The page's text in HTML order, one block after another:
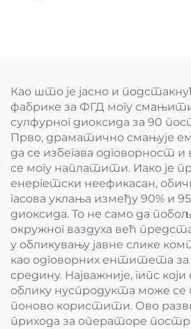
Као што је јасно и
фабрике за ФГД могу
сулфурног диоксида за 90
Прво, драматично смањује
да се избегава одговорност и
се могу наплатити. Иако је
енергетски неефикасан,
гасова уклања између 90% и
диоксида. То не само да
окружног ваздуха већ
у обликувању јавне слике
као одговорних ентитета
средину. Најважније, гипс
облику нуспродукта може
поново користити. Ово
прихода за операторе